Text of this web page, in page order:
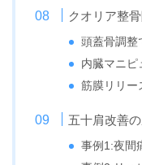
クオリア整
頭蓋骨調整
内臓マニピ
筋膜リリー
五十肩改善
事例1:夜間